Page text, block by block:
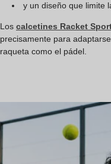
y un diseño que limite
Los calcetines Racket
precisamente para
raqueta como el pádel.